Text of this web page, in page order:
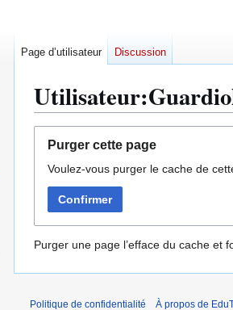
navigation
recherche
Purger cette page
Voulez-vous purger le cache de
Confirmer
Purger une page l’efface du cache et
Page d’utilisateur Discussion
Politique de confidentialité À propos de